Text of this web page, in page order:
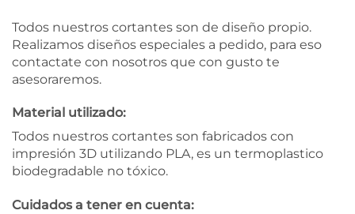
Todos nuestros cortantes son de diseño propio.
Realizamos diseños especiales a pedido, para eso
contactate con nosotros que con gusto te
asesoraremos.
Material utilizado:
Todos nuestros cortantes son fabricados con
impresión 3D utilizando PLA, es un termoplastico
biodegradable no tóxico.
Cuidados a tener en cuenta: